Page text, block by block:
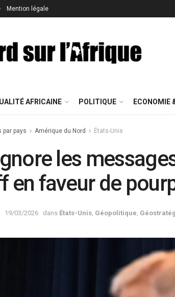
Mention légale
AFRICAINE POLITIQUE ECONOMIE
par pays Amérique du Nord États-Unis
les
en faveur de
19/03/2026 dans États-Unis Géopolitique